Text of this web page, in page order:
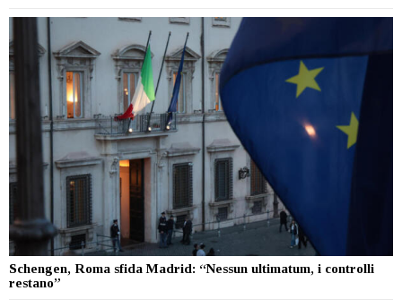
Schengen, Roma sfida Madrid: “Nessun ultimatum, i controlli
restano”